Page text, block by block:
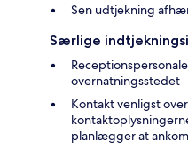
Sen udtjekning
Særlige
overnatningsstedet
Kontakt venligst
planlægger at